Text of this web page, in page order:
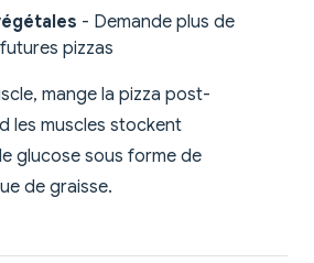
- Demande plus de
pizzas
mange la pizza post-
les muscles stockent
glucose sous forme de
de graisse.